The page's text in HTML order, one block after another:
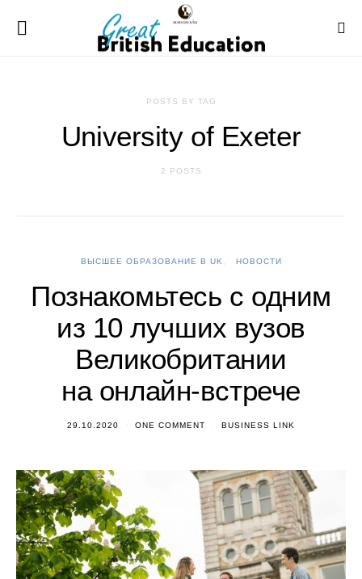
POSTS BY TAG
University of Exeter
2 POSTS
ВЫСШЕЕ ОБРАЗОВАНИЕ В UK НОВОСТИ
Познакомьтесь с одним
из 10 лучших вузов
Великобритании
на онлайн-встрече
29.10.2020 ONE COMMENT BUSINESS LINK